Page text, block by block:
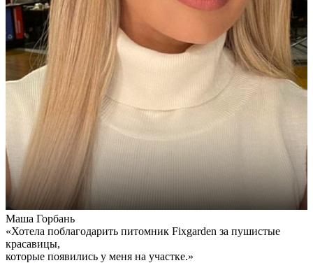
Маша Горбань
«Хотела поблагодарить питомник Fixgarden за пушистые
красавицы,
которые появились у меня на участке.»